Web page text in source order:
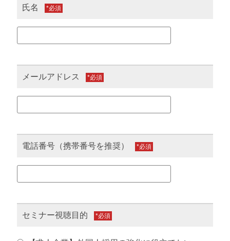
氏名 *
メールアドレス *
電話番号（携帯番号を推奨） *
セミナー視聴目的 *